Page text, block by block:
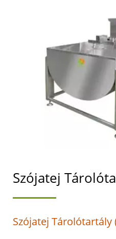
ÉS
GÉPEK
HELYEZI
Szójatej
Szójatej